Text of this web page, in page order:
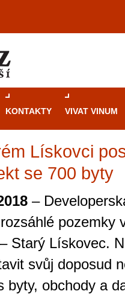
KONTAKTY VIVAT VINUM
Lískovci
se 700 byty
–
pozemky
Starý Lískovec.
svůj doposud
byty, obchody a
Průvodce
Brně: Od
Brno je
zajímavé
restaurace,
kde si
hry. V